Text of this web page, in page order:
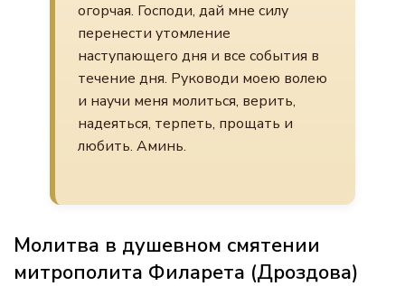
огорчая. Господи, дай мне силу
перенести утомление
наступающего дня и все события в
течение дня. Руководи моею волею
и научи меня молиться, верить,
надеяться, терпеть, прощать и
любить. Аминь.
Молитва в душевном смятении
митрополита Филарета (Дроздова)